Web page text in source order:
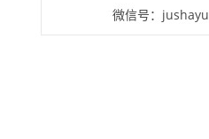
微信号：jushayu